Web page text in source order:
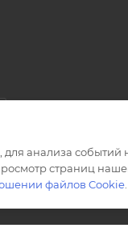
анализа событий
страниц
файлов Cookie